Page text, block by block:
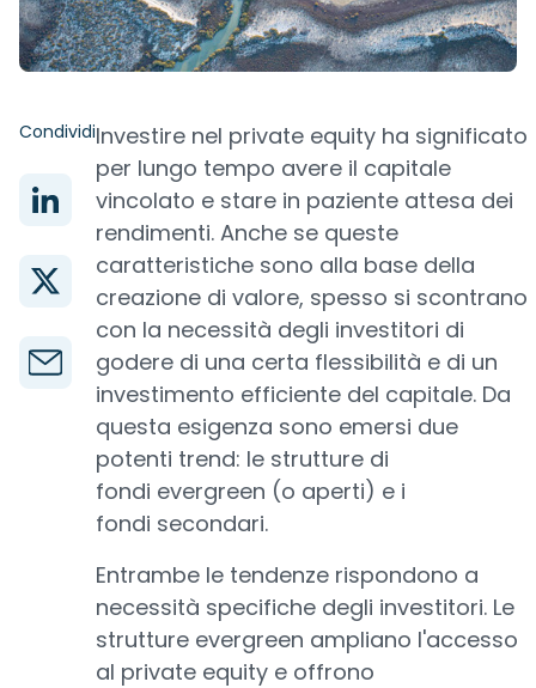
CondividiInvestire nel private equity ha significato
per lungo tempo avere il capitale
vincolato e stare in paziente attesa dei
rendimenti. Anche se queste
caratteristiche sono alla base della
creazione di valore, spesso si scontrano
con la necessità degli investitori di
godere di una certa flessibilità e di un
investimento efficiente del capitale. Da
questa esigenza sono emersi due
potenti trend: le strutture di
fondi evergreen (o aperti) e i
fondi secondari.
Entrambe le tendenze rispondono a
necessità specifiche degli investitori. Le
strutture evergreen ampliano l'accesso
al private equity e offrono